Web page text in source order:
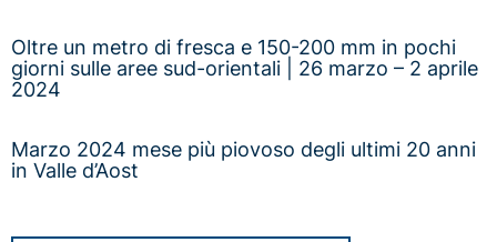
Oltre un metro di fresca e 150-200 mm in pochi
giorni sulle aree sud-orientali | 26 marzo – 2 aprile
2024
Marzo 2024 mese più piovoso degli ultimi 20 anni
in Valle d’Aost